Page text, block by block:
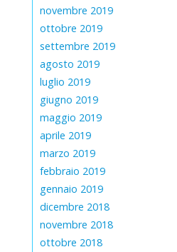
novembre 2019
ottobre 2019
settembre 2019
agosto 2019
luglio 2019
giugno 2019
maggio 2019
aprile 2019
marzo 2019
febbraio 2019
gennaio 2019
dicembre 2018
novembre 2018
ottobre 2018